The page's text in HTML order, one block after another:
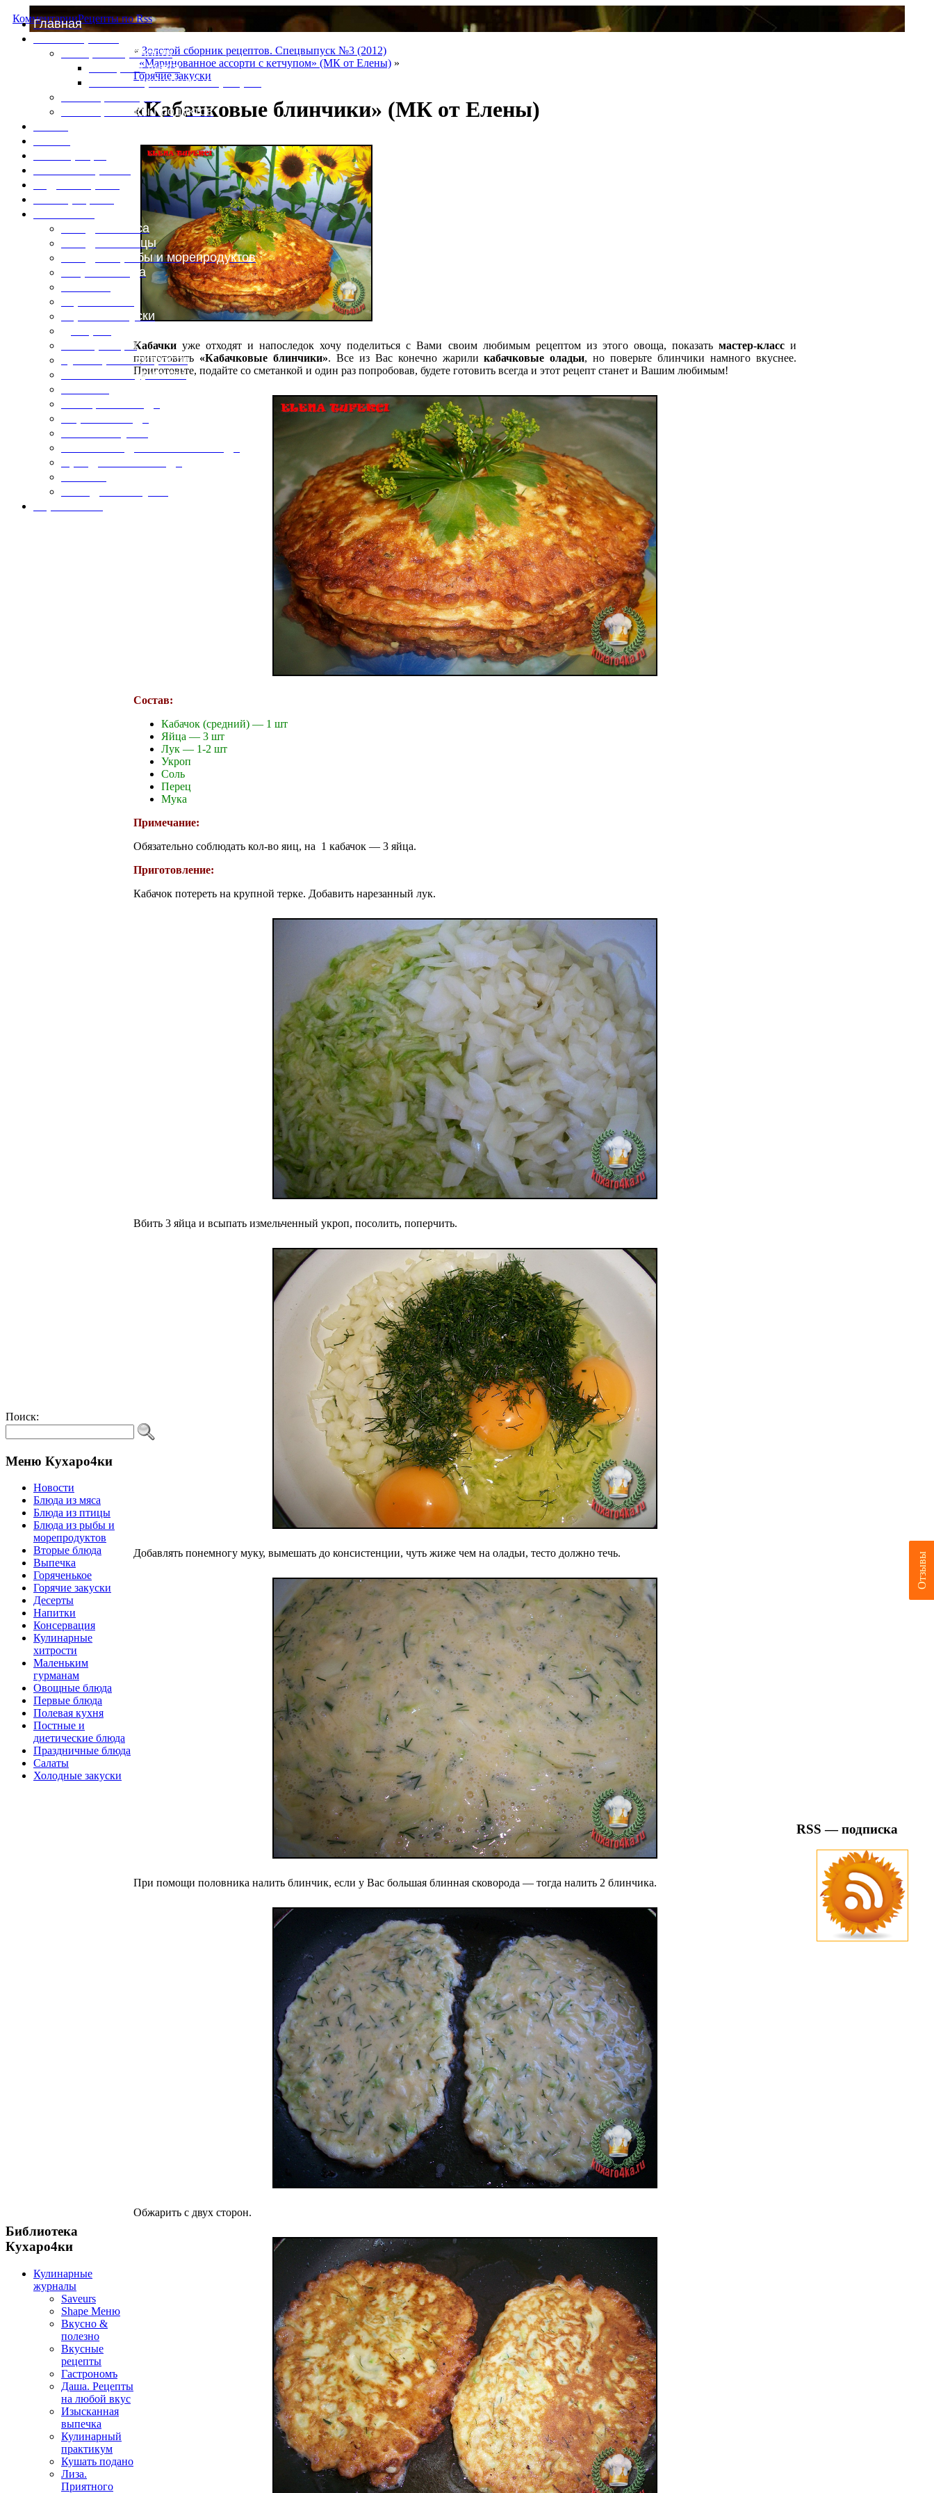
Главная
Специи и пряности
Специи и диета
Каталог пряностей и приправ
Таблица массы продуктов
Блюда из мяса
Блюда из птицы
Блюда из рыбы и морепродуктов
Вторые блюда
Горячие закуски
Консервация
Кулинарные хитрости
Маленьким гурманам
КомментарииРецепты по Rss
Поиск:
Меню Кухаро4ки
Новости
Блюда из мяса
Блюда из птицы
Блюда из рыбы и
морепродуктов
Вторые блюда
Выпечка
Горяченькое
Горячие закуски
Десерты
Напитки
Консервация
Кулинарные
хитрости
Маленьким
гурманам
Овощные блюда
Первые блюда
Полевая кухня
Постные и
диетические блюда
Праздничные блюда
Салаты
Холодные закуски
Библиотека
Кухаро4ки
Кулинарные
журналы
Saveurs
Shape Меню
Вкусно &
полезно
Вкусные
рецепты
Гастрономъ
Даша. Рецепты
на любой вкус
Изысканная
выпечка
Кулинарный
практикум
Кушать подано
Лиза.
Приятного
« Золотой сборник рецептов. Спецвыпуск №3 (2012)
«Маринованное ассорти с кетчупом» (МК от Елены) »
Горячие закуски
«Кабачковые блинчики» (МК от Елены)
Кабачки уже отходят и напоследок хочу поделиться с Вами своим любимым рецептом из этого овоща, показать мастер-класси
приготовить «Кабачковые блинчики». Все из Вас конечно жариликабачковые оладьи, но поверьте блинчики намного вкуснее.
Приготовьте, подайте со сметанкой и один раз попробовав, будете готовить всегда и этот рецепт станет и Вашим любимым!
Состав:
Кабачок (средний) — 1 шт
Яйца — 3 шт
Лук — 1-2 шт
Укроп
Соль
Перец
Мука
Примечание:
Обязательно соблюдать кол-во яиц, на 1 кабачок — 3 яйца.
Приготовление:
Кабачок потереть на крупной терке. Добавить нарезанный лук.
Вбить 3 яйца и всыпать измельченный укроп, посолить, поперчить.
Добавлять понемногу муку, вымешать до консистенции, чуть жиже чем на оладьи, тесто должно течь.
При помощи половника налить блинчик, если у Вас большая блинная сковорода — тогда налить 2 блинчика.
Обжарить с двух сторон.
RSS — подписка
Отзывы